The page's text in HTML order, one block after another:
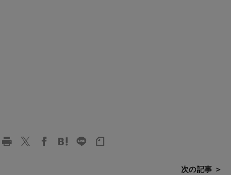
次の記事 ＞